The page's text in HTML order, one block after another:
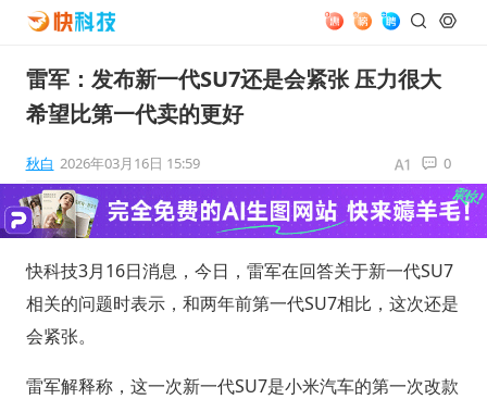
雷军：发布新一代SU7还是会紧张 压力很大
希望比第一代卖的更好
秋白 2026年03月16日 15:59 0
快科技3月16日消息，今日，雷军在回答关于新一代SU7
相关的问题时表示，和两年前第一代SU7相比，这次还是
会紧张。
雷军解释称，这一次新一代SU7是小米汽车的第一次改款